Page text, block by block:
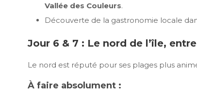
Vallée des Couleurs.
Découverte de la gastronomie locale
Jour 6 & 7 : Le nord de l’île,
Le nord est réputé pour ses plages plus
À faire absolument :